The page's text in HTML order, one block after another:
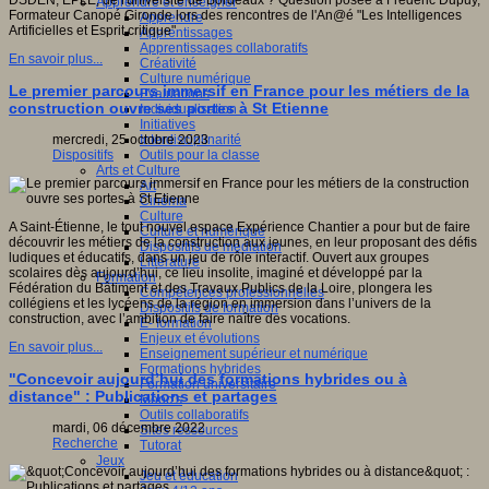
Apprendre
Apprentissages
Apprentissages collaboratifs
Créativité
Culture numérique
Evaluations
Individualisation
Initiatives
Interdisciplinarité
Outils pour la classe
Arts et Culture
Art
Cinéma
Culture
Culture et numérique
Dispositifs de médiation
Littérature
Formation
Compétences professionnelles
Dispositifs de formation
E- formation
Enjeux et évolutions
Enseignement supérieur et numérique
Formations hybrides
Formation universitaire
Mooc’s
Outils collaboratifs
Sites ressources
Tutorat
Jeux
Jeu et éducation
Formateur Canopé Gironde lors des rencontres de l'An@é "Les Intelligences
Artificielles et Esprit critique"
En savoir plus...
Le premier parcours immersif en France pour les métiers de la
construction ouvre ses portes à St Etienne
mercredi, 25 octobre 2023
Dispositifs
A Saint-Étienne, le tout nouvel espace Expérience Chantier a pour but de faire
découvrir les métiers de la construction aux jeunes, en leur proposant des défis
ludiques et éducatifs, dans un jeu de rôle interactif. Ouvert aux groupes
scolaires dès aujourd’hui, ce lieu insolite, imaginé et développé par la
Fédération du Bâtiment et des Travaux Publics de la Loire, plongera les
collégiens et les lycéens de la région en immersion dans l’univers de la
construction, avec l’ambition de faire naître des vocations.
En savoir plus...
"Concevoir aujourd’hui des formations hybrides ou à
distance" : Publications et partages
mardi, 06 décembre 2022
Recherche